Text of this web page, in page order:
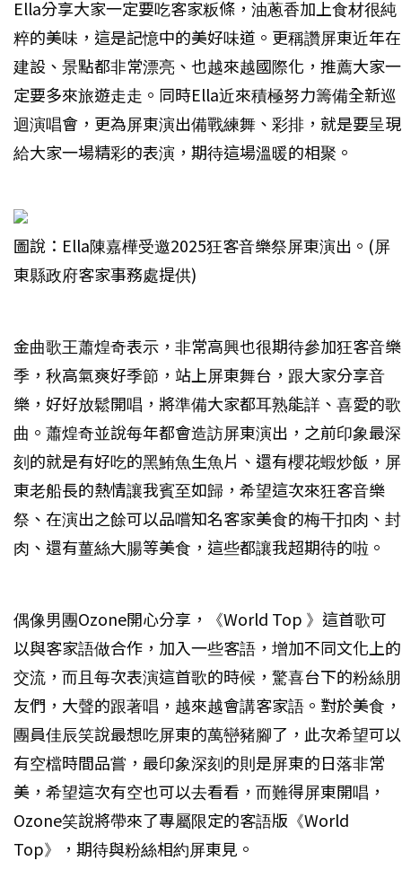
Ella分享大家一定要吃客家粄條，油蔥香加上食材很純
粹的美味，這是記憶中的美好味道。更稱讚屏東近年在
建設、景點都非常漂亮、也越來越國際化，推薦大家一
定要多來旅遊走走。同時Ella近來積極努力籌備全新巡
迴演唱會，更為屏東演出備戰練舞、彩排，就是要呈現
給大家一場精彩的表演，期待這場溫暖的相聚。
圖說：Ella陳嘉樺受邀2025狂客音樂祭屏東演出。(屏
東縣政府客家事務處提供)
金曲歌王蕭煌奇表示，非常高興也很期待參加狂客音樂
季，秋高氣爽好季節，站上屏東舞台，跟大家分享音
樂，好好放鬆開唱，將準備大家都耳熟能詳、喜愛的歌
曲。蕭煌奇並說每年都會造訪屏東演出，之前印象最深
刻的就是有好吃的黑鮪魚生魚片、還有櫻花蝦炒飯，屏
東老船長的熱情讓我賓至如歸，希望這次來狂客音樂
祭、在演出之餘可以品嚐知名客家美食的梅干扣肉、封
肉、還有薑絲大腸等美食，這些都讓我超期待的啦。
偶像男團Ozone開心分享，《World Top 》這首歌可
以與客家語做合作，加入一些客語，增加不同文化上的
交流，而且每次表演這首歌的時候，驚喜台下的粉絲朋
友們，大聲的跟著唱，越來越會講客家語。對於美食，
團員佳辰笑說最想吃屏東的萬巒豬腳了，此次希望可以
有空檔時間品嘗，最印象深刻的則是屏東的日落非常
美，希望這次有空也可以去看看，而難得屏東開唱，
Ozone笑說將帶來了專屬限定的客語版《World
Top》，期待與粉絲相約屏東見。